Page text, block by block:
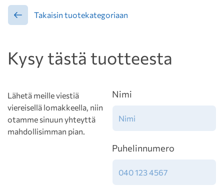
Takaisin tuotekategoriaan
Kysy tästä tuotteesta
Lähetä meille viestiä
viereisellä lomakkeella, niin
otamme sinuun yhteyttä
mahdollisimman pian.
Nimi
Puhelinnumero